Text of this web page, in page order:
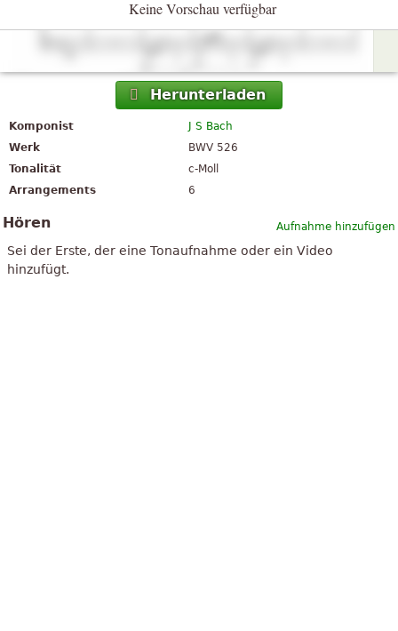
Keine Vorschau verfügbar
Herunterladen
Komponist
J S Bach
Werk
BWV 526
Tonalität
c-Moll
Arrangements
6
Aufnahme hinzufügen
Hören
Sei der Erste, der eine Tonaufnahme oder ein Video
hinzufügt.